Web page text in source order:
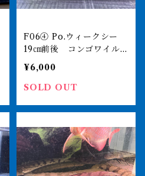
F06④ Po.ウィークシー
19㎝前後 コンゴワイル
ド 買取個体
¥6,000
SOLD OUT